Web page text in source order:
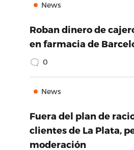
News
Roban dinero de
en farmacia de
0
News
Fuera del plan de
clientes de La Plata,
moderación